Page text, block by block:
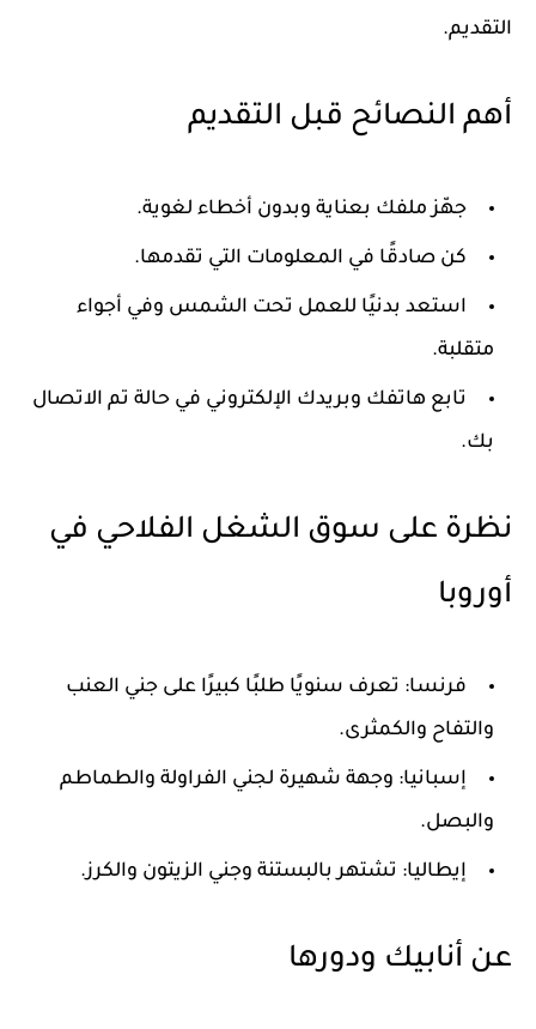
التقديم.
أهم النصائح قبل التقديم
جهّز ملفك بعناية وبدون أخطاء لغوية.
كن صادقًا في المعلومات التي تقدمها.
استعد بدنيًا للعمل تحت الشمس وفي أجواء
متقلبة.
تابع هاتفك وبريدك الإلكتروني في حالة تم الاتصال
بك.
نظرة على سوق الشغل الفلاحي في
أوروبا
فرنسا: تعرف سنويًا طلبًا كبيرًا على جني العنب
والتفاح والكمثرى.
إسبانيا: وجهة شهيرة لجني الفراولة والطماطم
والبصل.
إيطاليا: تشتهر بالبستنة وجني الزيتون والكرز.
عن أنابيك ودورها